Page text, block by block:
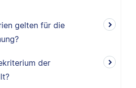
gelten für die
der